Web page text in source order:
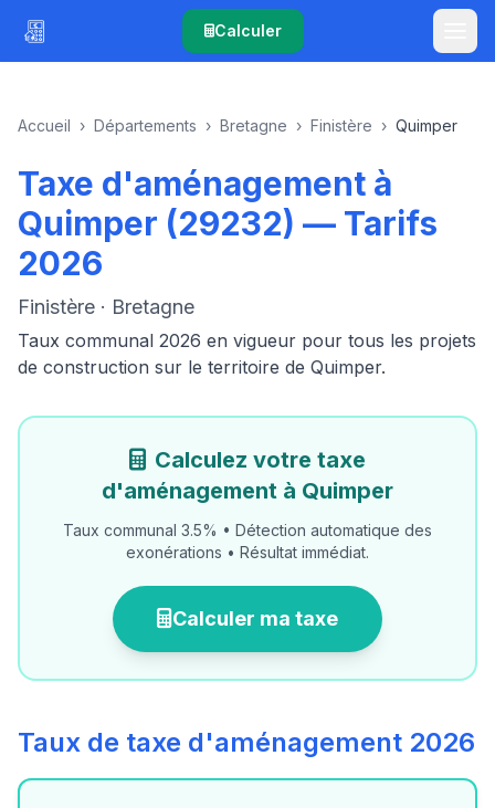
Calculer
Accueil › Départements › Bretagne › Finistère › Quimper
Taxe d'aménagement à
Quimper (29232) — Tarifs
2026
Finistère · Bretagne
Taux communal 2026 en vigueur pour tous les projets
de construction sur le territoire de Quimper.
Calculez votre taxe
d'aménagement à Quimper
Taux communal 3.5% • Détection automatique des
exonérations • Résultat immédiat.
Calculer ma taxe
Taux de taxe d'aménagement 2026